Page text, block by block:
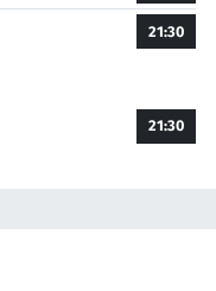
21:30
21:30